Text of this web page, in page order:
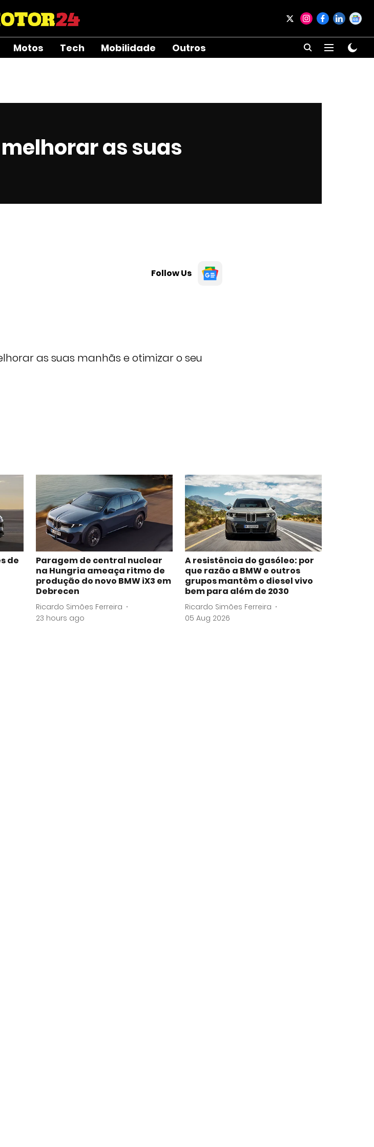
Motos Tech Mobilidade Outros
as suas
Follow Us
as suas manhãs e otimizar o seu
de
Paragem de central nuclear
na Hungria ameaça ritmo de
produção do novo BMW iX3 em
Debrecen
Ricardo Simões Ferreira
23 hours ago
A resistência do gasóleo: por
que razão a BMW e outros
grupos mantêm o diesel vivo
bem para além de 2030
Ricardo Simões Ferreira
05 Aug 2026